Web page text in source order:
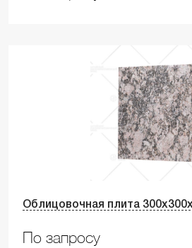
Облицовочная плита
По запросу